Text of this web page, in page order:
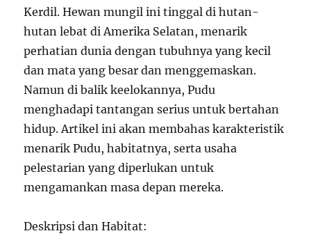
Kerdil. Hewan mungil ini tinggal di hutan-
hutan lebat di Amerika Selatan, menarik
perhatian dunia dengan tubuhnya yang kecil
dan mata yang besar dan menggemaskan.
Namun di balik keelokannya, Pudu
menghadapi tantangan serius untuk bertahan
hidup. Artikel ini akan membahas karakteristik
menarik Pudu, habitatnya, serta usaha
pelestarian yang diperlukan untuk
mengamankan masa depan mereka.
Deskripsi dan Habitat: